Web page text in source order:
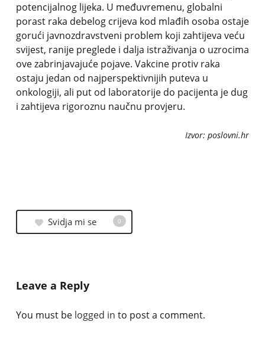
potencijalnog lijeka. U međuvremenu, globalni
porast raka debelog crijeva kod mlađih osoba ostaje
gorući javnozdravstveni problem koji zahtijeva veću
svijest, ranije preglede i dalja istraživanja o uzrocima
ove zabrinjavajuće pojave. Vakcine protiv raka
ostaju jedan od najperspektivnijih puteva u
onkologiji, ali put od laboratorije do pacijenta je dug
i zahtijeva rigoroznu naučnu provjeru.
Izvor: poslovni.hr
Svidja mi se 0
Leave a Reply
You must be logged in to post a comment.